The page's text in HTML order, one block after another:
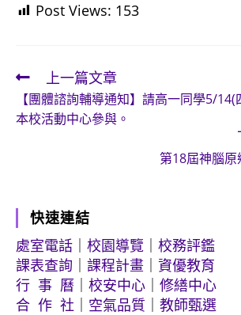
Post Views: 153
Read
more
articles
上一篇文章
【團體諮詢輔導通知】請高一同學5/
本校活動中心參與。
第18屆神腦
快速連結
處室電話
校園導覽
校務評鑑
課表查詢
課程計畫
資優教育
行 事 曆
校安中心
修繕中心
合 作 社
空氣品質 教師甄選